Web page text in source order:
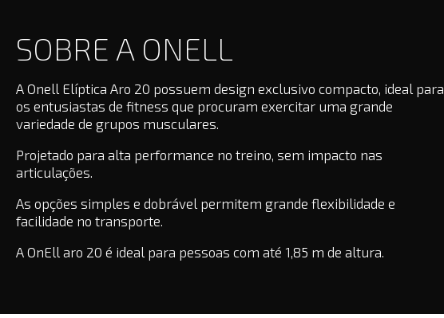
SOBRE A ONELL
A Onell Elíptica Aro 20 possuem design exclusivo compacto, ideal para
os entusiastas de fitness que procuram exercitar uma grande
variedade de grupos musculares.
Projetado para alta performance no treino, sem impacto nas
articulações.
As opções simples e dobrável permitem grande flexibilidade e
facilidade no transporte.
A OnEll aro 20 é ideal para pessoas com até 1,85 m de altura.